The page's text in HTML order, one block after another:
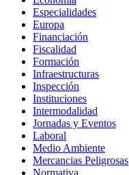
Especialidades
Europa
Financiación
Fiscalidad
Formación
Infraestructuras
Inspección
Instituciones
Intermodalidad
Jornadas y Eventos
Laboral
Medio Ambiente
Mercancias Peligrosas
Normativa